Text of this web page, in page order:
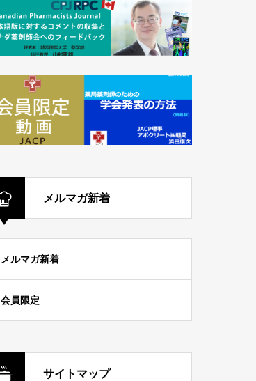
メルマガ新着
メルマガ新着
会員限定
サイトマップ